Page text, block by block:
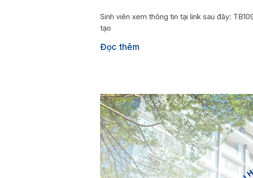
Sinh viên xem thông tin tại link sau đây:
tạo
Đọc thêm